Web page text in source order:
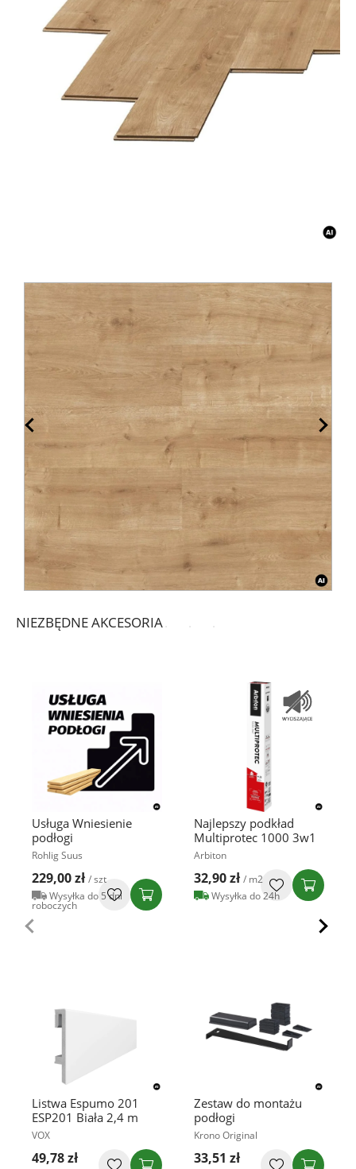
NIEZBĘDNE AKCESORIA
Usługa Wniesienie
podłogi
Rohlig Suus
229,00 zł / szt
Wysyłka do 5 dni
roboczych
Listwa Espumo 201
ESP201 Biała 2,4 m
VOX
49,78 zł
Najlepszy podkład
Multiprotec 1000 3w1
Arbiton
32,90 zł / m2
Wysyłka do 24h
Zestaw do montażu
podłogi
Krono Original
33,51 zł